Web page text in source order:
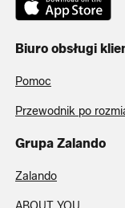
Biuro obsługi
Pomoc
Przewodnik po
Grupa Zalando
Zalando